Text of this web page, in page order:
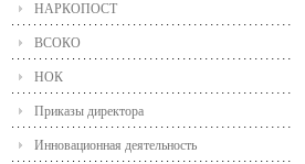
НАРКОПОСТ
ВСОКО
НОК
Приказы директора
Инновационная деятельность